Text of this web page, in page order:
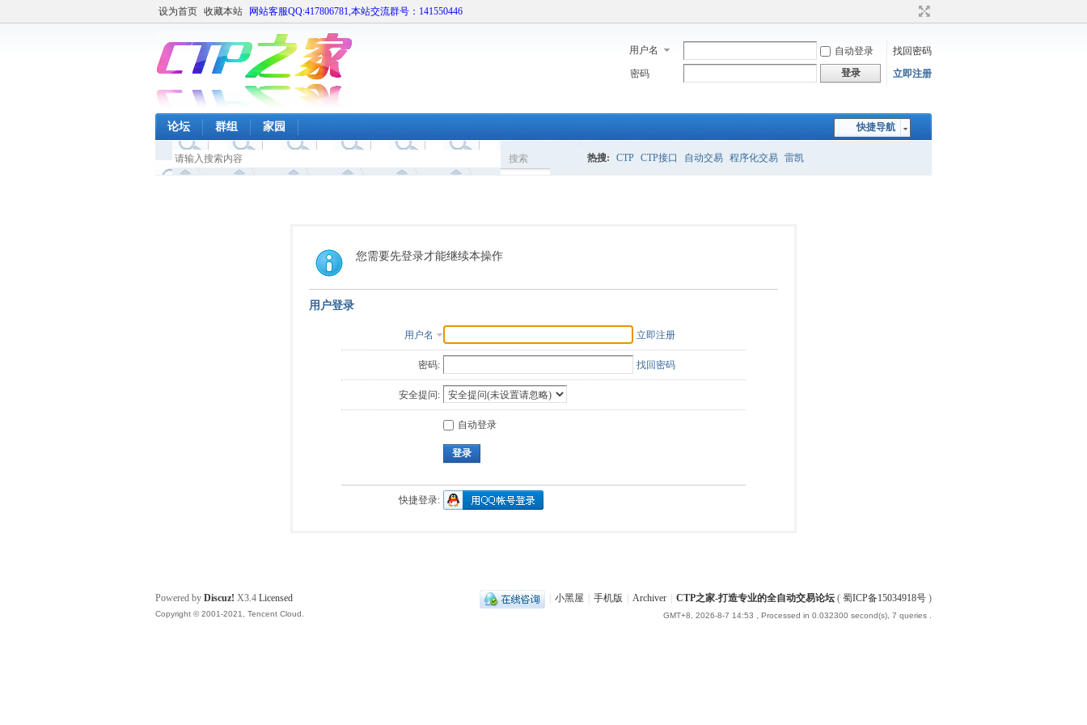
设为首页 收藏本站 网站客服QQ:417806781,本站交流群号：141550446
用户名 自动登录
找回密码
密码
登录 立即注册
快捷导航
论坛 群组 家园
搜索 热搜: CTP CTP接口 自动交易 程序化交易 雷凯
您需要先登录才能继续本操作
用户登录
用户名 立即注册
密码: 找回密码
安全提问:
自动登录
登录
快捷登录:
小黑屋 手机版 Archiver CTP之家-打造专业的全自动交易论坛 ( 蜀ICP备15034918号 )
GMT+8, 2026-8-7 14:53 , Processed in 0.032300 second(s), 7 queries .
Powered by Discuz! X3.4 Licensed
Copyright © 2001-2021, Tencent Cloud.